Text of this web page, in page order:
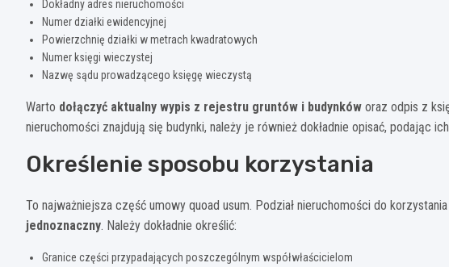
Dokładny adres nieruchomości
Numer działki ewidencyjnej
Powierzchnię działki w metrach kwadratowych
Numer księgi wieczystej
Nazwę sądu prowadzącego księgę wieczystą
Warto dołączyć aktualny wypis z rejestru gruntów i budynków oraz odpis z
nieruchomości znajdują się budynki, należy je również dokładnie opisać, podając
Określenie sposobu korzystania
To najważniejsza część umowy quoad usum. Podział nieruchomości do
jednoznaczny. Należy dokładnie określić:
Granice części przypadających poszczególnym współwłaścicielom